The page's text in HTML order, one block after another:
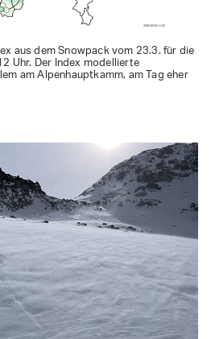
aus dem Snowpack vom 23.3. für die
Uhr. Der Index modellierte
am Alpenhauptkamm, am Tag eher